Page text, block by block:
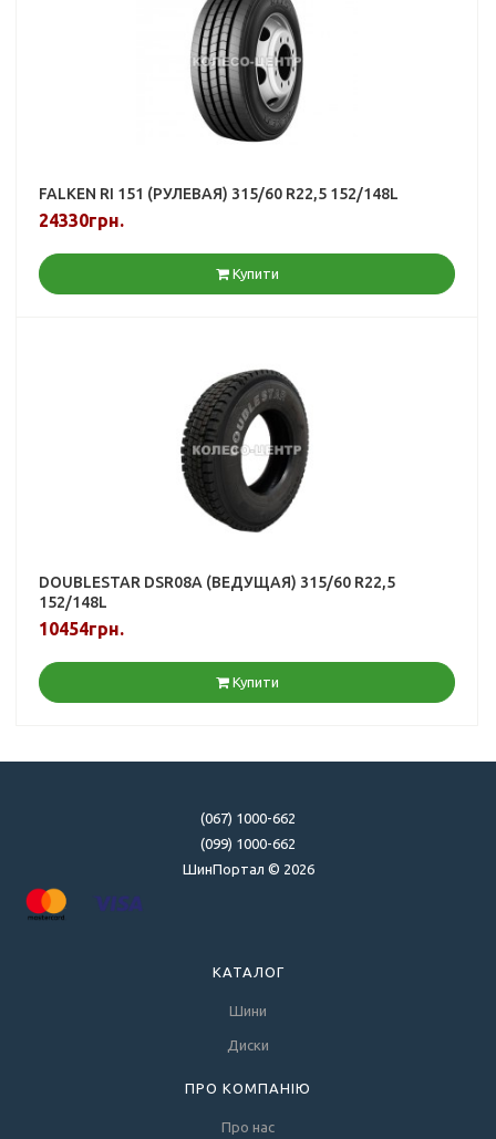
FALKEN RI 151 (РУЛЕВАЯ) 315/60 R22,5 152/148L
24330грн.
Купити
DOUBLESTAR DSR08A (ВЕДУЩАЯ) 315/60 R22,5
152/148L
10454грн.
Купити
(067) 1000-662
(099) 1000-662
ШинПортал © 2026
КАТАЛОГ
Шини
Диски
ПРО КОМПАНІЮ
Про нас